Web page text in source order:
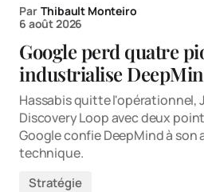
Par Thibault Monteiro
6 août 2026
Google perd quatre
industrialise
Hassabis quitte l'opérationnel,
Discovery Loop avec deux
Google confie DeepMind à
technique.
Stratégie